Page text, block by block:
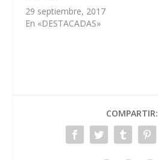
29 septiembre, 2017
En «DESTACADAS»
COMPARTIR: